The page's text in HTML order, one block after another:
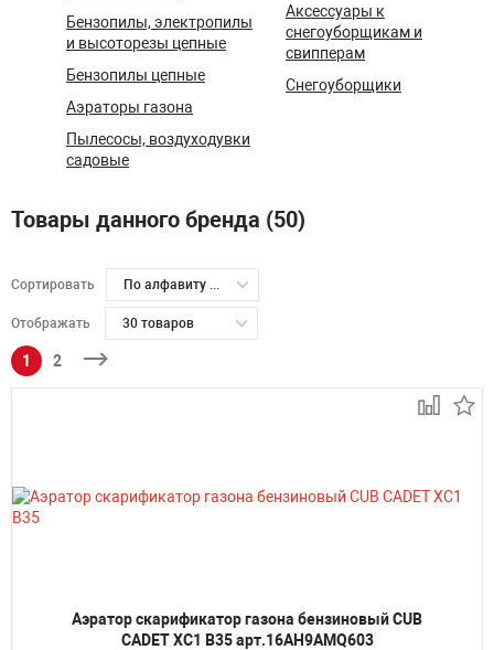
Бензопилы, электропилы
и высоторезы цепные
Бензопилы цепные
Аэраторы газона
Пылесосы, воздуходувки
садовые
Аксессуары к
снегоуборщикам и
свипперам
Снегоуборщики
Товары данного бренда (50)
Сортировать По алфавиту А-Я
Отображать 30 товаров
1 2
Аэратор скарификатор газона бензиновый CUB
CADET XC1 B35 арт.16AH9AMQ603